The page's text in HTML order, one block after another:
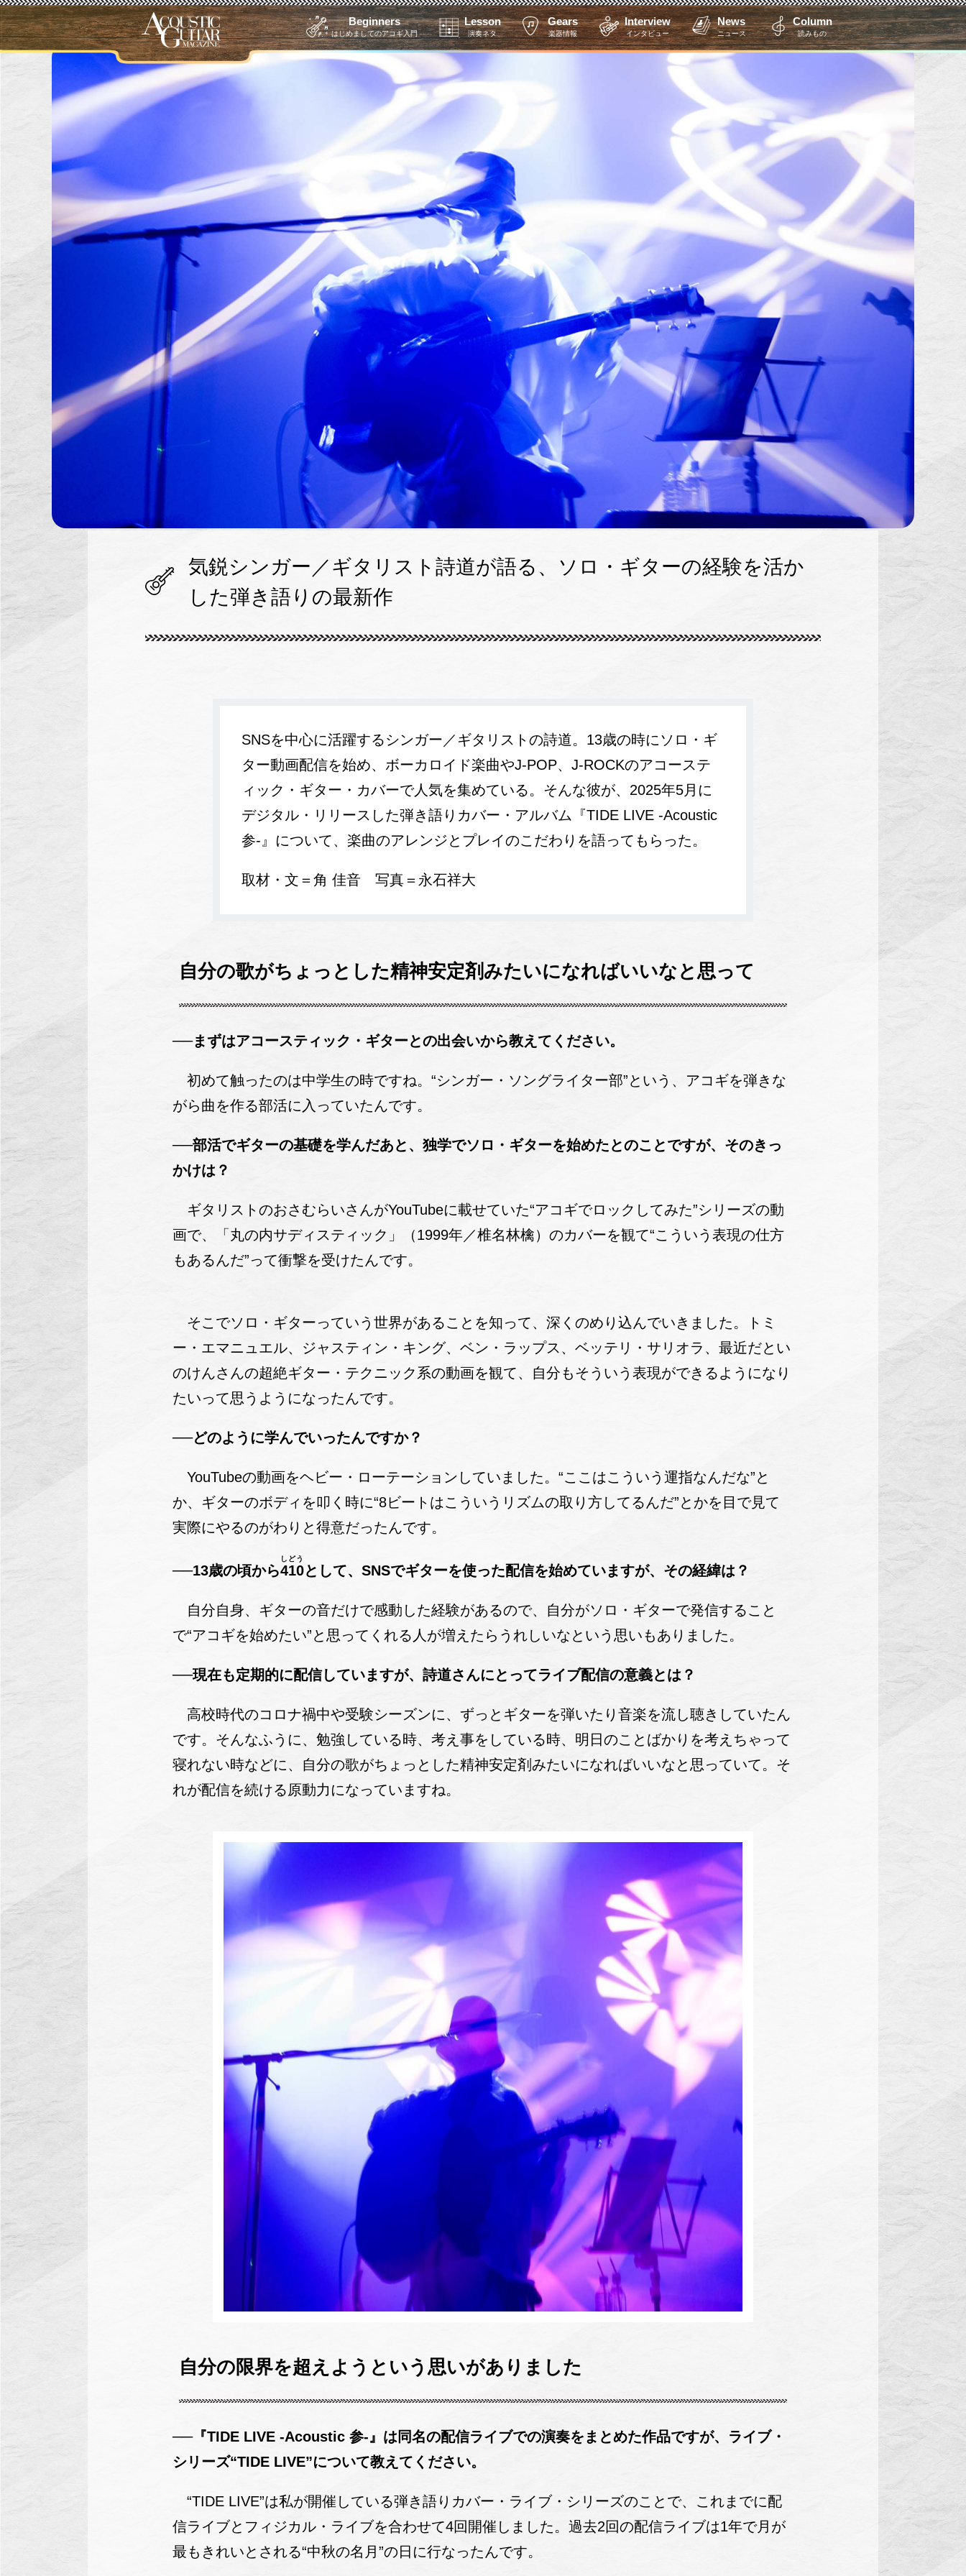
Beginners
はじめましてのアコギ入門
Lesson
演奏ネタ
Gears
楽器情報
Interview
インタビュー
News
ニュース
Column
読みもの
気鋭シンガー／ギタリスト詩道が語る、ソロ・ギターの経験を活か
した弾き語りの最新作
SNSを中心に活躍するシンガー／ギタリストの詩道。13歳の時にソロ・ギ
ター動画配信を始め、ボーカロイド楽曲やJ-POP、J-ROCKのアコーステ
ィック・ギター・カバーで人気を集めている。そんな彼が、2025年5月に
デジタル・リリースした弾き語りカバー・アルバム『TIDE LIVE -Acoustic
参-』について、楽曲のアレンジとプレイのこだわりを語ってもらった。
取材・文＝角 佳音 写真＝永石祥大
自分の歌がちょっとした精神安定剤みたいになればいいなと思って
──まずはアコースティック・ギターとの出会いから教えてください。
初めて触ったのは中学生の時ですね。“シンガー・ソングライター部”という、アコギを弾きな
がら曲を作る部活に入っていたんです。
──部活でギターの基礎を学んだあと、独学でソロ・ギターを始めたとのことですが、そのきっ
かけは？
ギタリストのおさむらいさんがYouTubeに載せていた“アコギでロックしてみた”シリーズの動
画で、「丸の内サディスティック」（1999年／椎名林檎）のカバーを観て“こういう表現の仕方
もあるんだ”って衝撃を受けたんです。
そこでソロ・ギターっていう世界があることを知って、深くのめり込んでいきました。トミ
ー・エマニュエル、ジャスティン・キング、ベン・ラップス、ベッテリ・サリオラ、最近だとい
のけんさんの超絶ギター・テクニック系の動画を観て、自分もそういう表現ができるようになり
たいって思うようになったんです。
──どのように学んでいったんですか？
YouTubeの動画をヘビー・ローテーションしていました。“ここはこういう運指なんだな”と
か、ギターのボディを叩く時に“8ビートはこういうリズムの取り方してるんだ”とかを目で見て
実際にやるのがわりと得意だったんです。
──13歳の頃から410
しどう
として、 SNSでギターを使った配信を始めていますが、その経緯は？
自分自身、ギターの音だけで感動した経験があるので、自分がソロ・ギターで発信すること
で“アコギを始めたい”と思ってくれる人が増えたらうれしいなという思いもありました。
──現在も定期的に配信していますが、詩道さんにとってライブ配信の意義とは？
高校時代のコロナ禍中や受験シーズンに、ずっとギターを弾いたり音楽を流し聴きしていたん
です。そんなふうに、勉強している時、考え事をしている時、明日のことばかりを考えちゃって
寝れない時などに、自分の歌がちょっとした精神安定剤みたいになればいいなと思っていて。そ
れが配信を続ける原動力になっていますね。
自分の限界を超えようという思いがありました
──『TIDE LIVE -Acoustic 参-』は同名の配信ライブでの演奏をまとめた作品ですが、ライブ・
シリーズ“TIDE LIVE”について教えてください。
“TIDE LIVE”は私が開催している弾き語りカバー・ライブ・シリーズのことで、これまでに配
信ライブとフィジカル・ライブを合わせて4回開催しました。過去2回の配信ライブは1年で月が
最もきれいとされる“中秋の名月”の日に行なったんです。